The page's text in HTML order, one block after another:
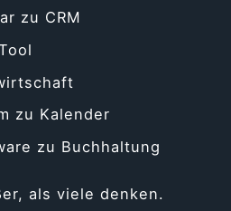
zu CRM
zu Kalender
zu Buchhaltung
als viele denken.